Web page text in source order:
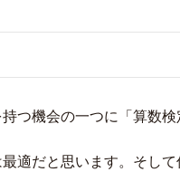
つ機会の一つに「算数
適だと思います。そして